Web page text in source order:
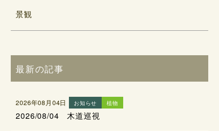
景観
最新の記事
2026年08月04日 お知らせ 植物
2026/08/04 木道巡視